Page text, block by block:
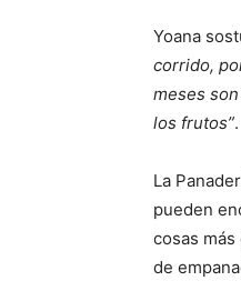
Yoana
corrido,
meses
los frutos”.
La
pueden
cosas
de